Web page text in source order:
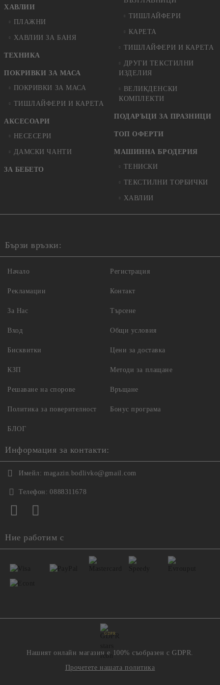
ХАВЛИИ
ПЛАЖНИ
ХАВЛИИ ЗА БАНЯ
ТЕХНИКА
ПОКРИВКИ ЗА МАСА
ПОКРИВКИ ЗА МАСА
ТИШЛАЙФЕРИ И КАРЕТА
АКСЕСОАРИ
НЕСЕСЕРИ
ДАМСКИ ЧАНТИ
ЗА БЕБЕТО
ТИШЛАЙФЕРИ
КАРЕТА
ТИШЛАЙФЕРИ И КАРЕТА
ДРУГИ ТЕКСТИЛНИ
ИЗДЕЛИЯ
ВЕЛИКДЕНСКИ
КОМПЛЕКТИ
ПОДАРЪЦИ ЗА ПРАЗНИЦИ
ТОП ОФЕРТИ
МАШИННА БРОДЕРИЯ
ТЕНИСКИ
ТЕКСТИЛНИ ТОРБИЧКИ
ХАВЛИИ
Бързи връзки:
Начало
Рекламации
За Нас
Вход
Регистрация
Контакт
Търсене
Общи условия
Бисквитки
КЗП
Решаване на спорове
Политика за поверителност
Цени за доставка
Методи за плащане
Връщане
Бонус програма
БЛОГ
Информация за контакти:
Имейл: magazin.bodlivko@gmail.com
Телефон: 0888311678
Ние работим с
GDPR
Нашият онлайн магазин е 100% съобразен с GDPR.
Прочетете нашата политика